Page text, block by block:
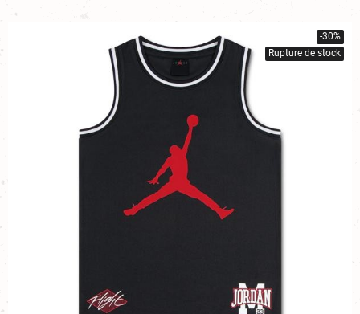
-30%
Rupture de stock